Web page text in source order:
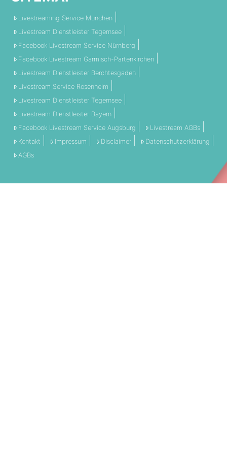
Livestreaming Service München
Livestream Dienstleister Tegernsee
Facebook Livestream Service Nürnberg
Facebook Livestream Garmisch-Partenkirchen
Livestream Dienstleister Berchtesgaden
Livestream Service Rosenheim
Livestream Dienstleister Tegernsee
Livestream Dienstleister Bayern
Facebook Livestream Service Augsburg
Livestream AGBs
Kontakt
Impressum Disclaimer
Datenschutzerklärung
AGBs